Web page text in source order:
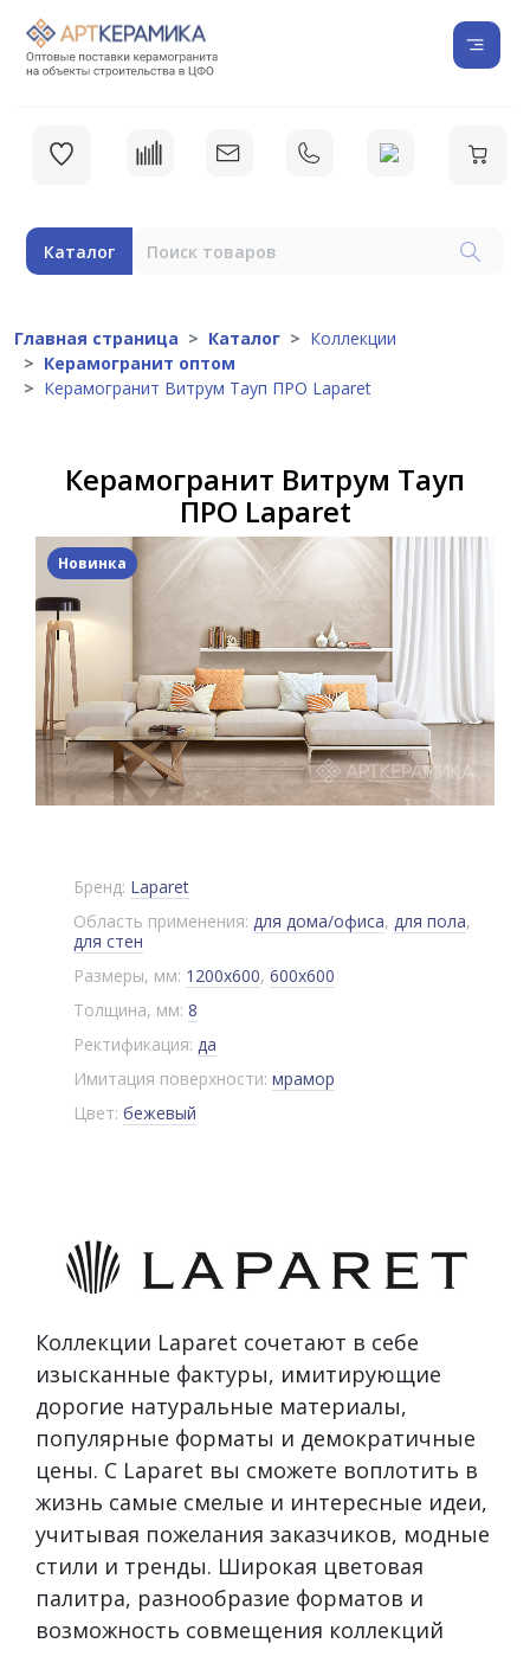
Каталог
Главная страница Каталог
Коллекции
Керамогранит оптом
Керамогранит Витрум Тауп ПРО Laparet
Керамогранит Витрум Тауп
ПРО Laparet
Новинка
Бренд: Laparet
Область применения: для дома/офиса, для пола,
для стен
Размеры, мм: 1200x600, 600x600
Толщина, мм: 8
Ректификация: да
Имитация поверхности: мрамор
Цвет: бежевый
Коллекции Laparet сочетают в себе
изысканные фактуры, имитирующие
дорогие натуральные материалы,
популярные форматы и демократичные
цены. С Laparet вы сможете воплотить в
жизнь самые смелые и интересные идеи,
учитывая пожелания заказчиков, модные
стили и тренды. Широкая цветовая
палитра, разнообразие форматов и
возможность совмещения коллекций